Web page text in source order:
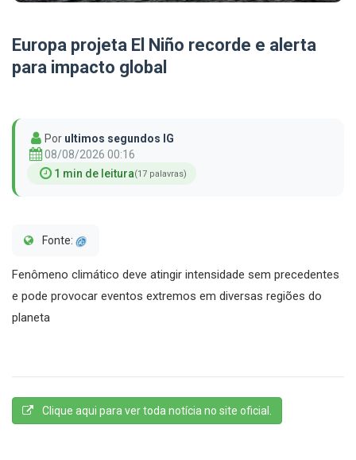
Europa projeta El Niño recorde e alerta
para impacto global
Por ultimos segundos IG
08/08/2026 00:16
1 min de leitura(17 palavras)
Fonte:
Fenômeno climático deve atingir intensidade sem precedentes
e pode provocar eventos extremos em diversas regiões do
planeta
Clique aqui para ver toda notícia no site oficial.